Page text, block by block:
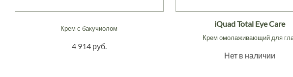
Крем с бакучиолом
4 914 руб.
iQuad Total Eye Care
Крем омолаживающий для
Нет в наличии